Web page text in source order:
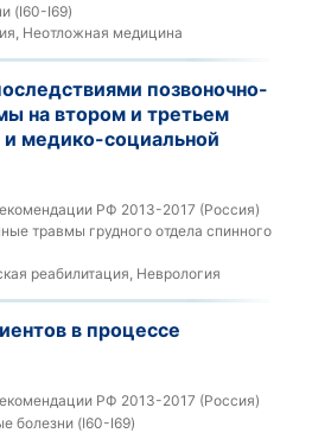
(I60-I69)
Неотложная медицина
позвоночно-
на втором и третьем
медико-социальной
РФ 2013-2017 (Россия)
травмы грудного отдела спинного
реабилитация, Неврология
в процессе
РФ 2013-2017 (Россия)
болезни (I60-I69)